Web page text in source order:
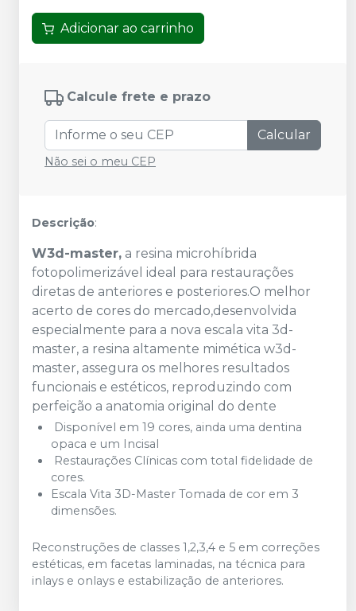
Adicionar ao carrinho
Calcule frete e prazo
Calcular
Não sei o meu CEP
Descrição:
W3d-master, a resina microhíbrida
fotopolimerizável ideal para restaurações
diretas de anteriores e posteriores.O melhor
acerto de cores do mercado,desenvolvida
especialmente para a nova escala vita 3d-
master, a resina altamente mimética w3d-
master, assegura os melhores resultados
funcionais e estéticos, reproduzindo com
perfeição a anatomia original do dente
Disponível em 19 cores, ainda uma dentina
opaca e um Incisal
Restaurações Clínicas com total fidelidade de
cores.
Escala Vita 3D-Master Tomada de cor em 3
dimensões.
Reconstruções de classes 1,2,3,4 e 5 em correções
estéticas, em facetas laminadas, na técnica para
inlays e onlays e estabilização de anteriores.